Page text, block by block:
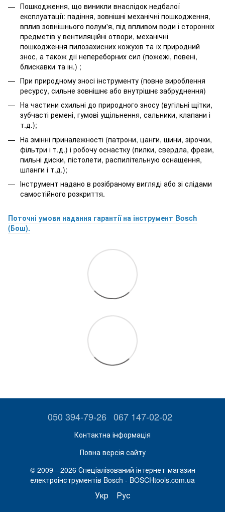
Пошкодження, що виникли внаслідок недбалої
експлуатації: падіння, зовнішні механічні пошкодження,
вплив зовнішнього полум'я, під впливом води і сторонніх
предметів у вентиляційні отвори, механічні
пошкодження пилозахисних кожухів та їх природний
знос, а також дії непереборних сил (пожежі, повені,
блискавки та ін.) ;
При природному зносі інструменту (повне вироблення
ресурсу, сильне зовнішнє або внутрішнє забруднення)
На частини схильні до природного зносу (вугільні щітки,
зубчасті ремені, гумові ущільнення, сальники, клапани і
т.д.);
На змінні приналежності (патрони, цанги, шини, зірочки,
фільтри і т.д.) і робочу оснастку (пилки, свердла, фрези,
пильні диски, пістолети, распилітельную оснащення,
шланги і т.д.);
Інструмент надано в розібраному вигляді або зі слідами
самостійного розкриття.
Поточні умови надання гарантії на інструмент Bosch
(Бош).
050 394-79-26 067 147-02-02
Контактна інформація
Повна версія сайту
© 2009—2026 Спеціалізований інтернет-магазин
електроінструментів Bosch - BOSCHtools.com.ua
Укр Рус